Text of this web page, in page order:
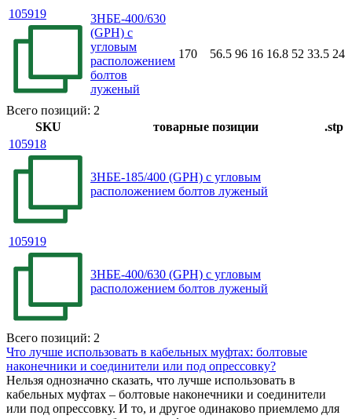
105919
3НБЕ-400/630
(GPH) с
угловым
расположением
болтов
луженый
170 56.5 96 16 16.8 52 33.5 24
Всего позиций: 2
SKU
товарные позиции
.stp
105918
3НБЕ-185/400 (GPH) с угловым
расположением болтов луженый
105919
3НБЕ-400/630 (GPH) с угловым
расположением болтов луженый
Всего позиций: 2
Что лучше использовать в кабельных муфтах: болтовые
наконечники и соединители или под опрессовку?
Нельзя однозначно сказать, что лучше использовать в
кабельных муфтах – болтовые наконечники и соединители
или под опрессовку. И то, и другое одинаково приемлемо для